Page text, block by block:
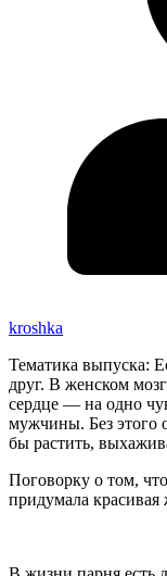
kroshka
Тематика выпуска:
друг. В женском
сердце — на одно
мужчины. Без этого
бы растить,
Поговорку о том,
придумала